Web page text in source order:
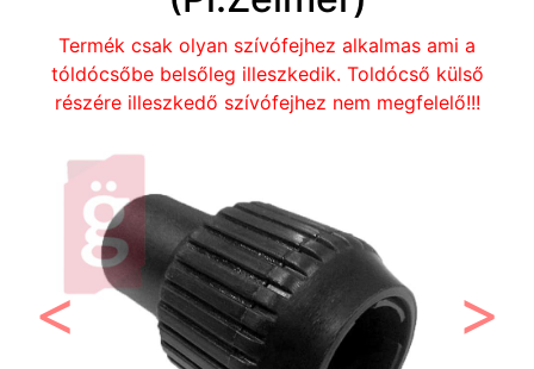
Termék csak olyan szívófejhez alkalmas ami a
tóldócsőbe belsőleg illeszkedik. Toldócső külső
részére illeszkedő szívófejhez nem megfelelő!!!
Előző